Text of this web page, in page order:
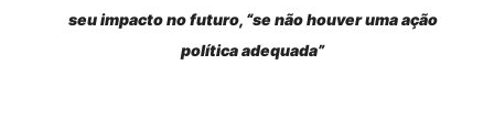
seu impacto no futuro, “se não houver uma ação
política adequada”